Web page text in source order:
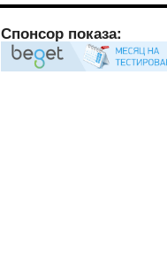
Спонсор показа: